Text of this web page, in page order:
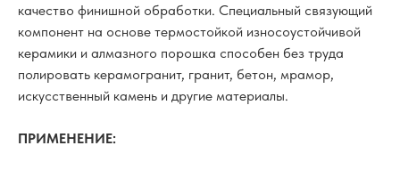
качество финишной обработки. Специальный связующий
компонент на основе термостойкой износоустойчивой
керамики и алмазного порошка способен без труда
полировать керамогранит, гранит, бетон, мрамор,
искусственный камень и другие материалы.
ПРИМЕНЕНИЕ: